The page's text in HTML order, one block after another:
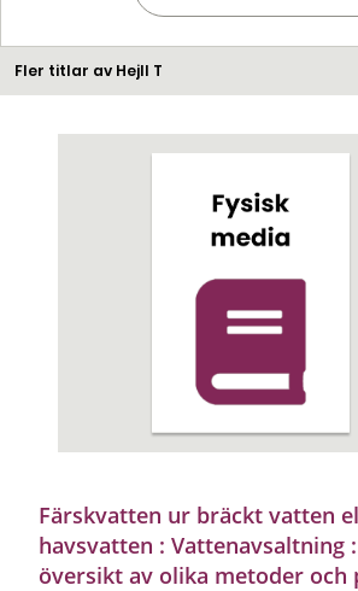
Fler titlar av Hejll T
Färskvatten ur bräckt vatten
havsvatten : Vattenavsaltning
översikt av olika metoder och